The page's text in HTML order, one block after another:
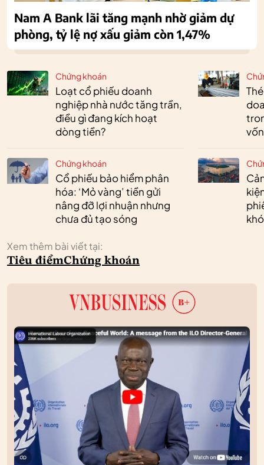
Chứng khoán
Loạt cổ phiếu doanh
nghiệp nhà nước tăng trần,
điều gì đang kích hoạt
dòng tiền?
Chứng khoán
Cổ phiếu bảo hiểm phân
hóa: ‘Mỏ vàng’ tiền gửi
nâng đỡ lợi nhuận nhưng
chưa đủ tạo sóng
vốn
Xem thêm bài viết tại:
Tiêu điểmChứng khoán
Nam A Bank lãi tăng mạnh nhờ giảm dự
phòng, tỷ lệ nợ xấu giảm còn 1,47%